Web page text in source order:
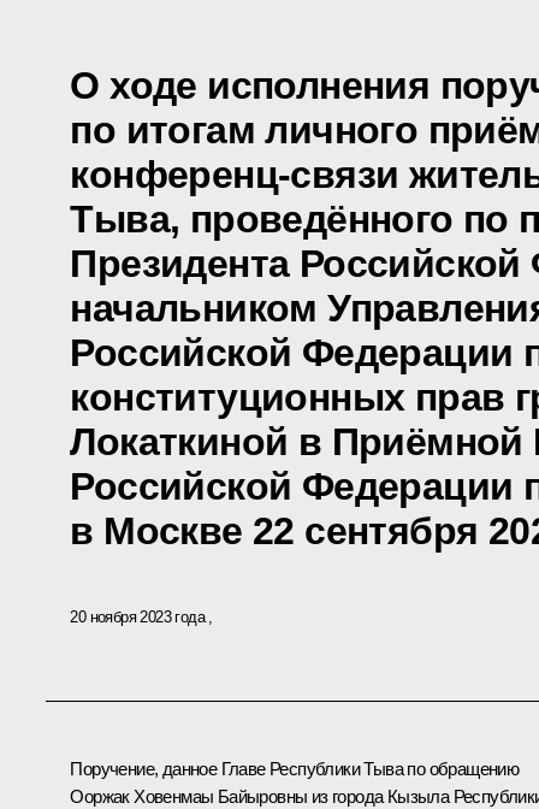
О ходе исполнения
по итогам личного
конференц-связи
Тыва, проведённого по
Президента
начальником
Российской Федерации
конституционных прав
Локаткиной в Приёмной
Российской Федерации
в Москве 22 сентября
20 ноября 2023 года
Поручение, данное Главе Республики Тыва по обращению
Ооржак Ховенмаы Байыровны из города Кызыла